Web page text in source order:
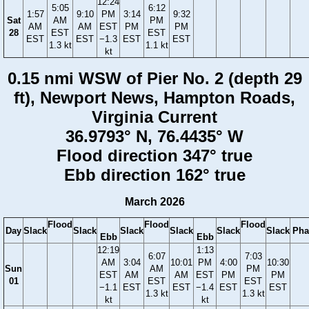
Sat
28
1:57
AM
EST
5:05
AM
EST
1.3 kt
9:10
AM
EST
PM
EST
−1.3
kt
3:14
PM
EST
6:12
PM
EST
1.1 kt
9:32
PM
EST
0.15 nmi WSW of Pier No. 2 (depth 29
ft), Newport News, Hampton Roads,
Virginia Current
36.9793° N, 76.4435° W
Flood direction 347° true
Ebb direction 162° true
March 2026
Day Slack
Flood
Slack
Ebb
Slack
Flood
Slack
Ebb
Slack
Flood
Slack
Sun
01
12:19
AM
EST
−1.1
kt
3:04
AM
EST
6:07
AM
EST
1.3 kt
10:01
AM
EST
1:13
PM
EST
−1.4
kt
4:00
PM
EST
7:03
PM
EST
1.3 kt
10:30
PM
EST